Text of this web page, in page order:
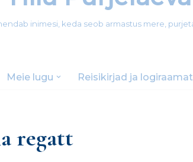
inimesi, keda seob armastus mere,
Meie lugu Reisikirjad ja
regatt